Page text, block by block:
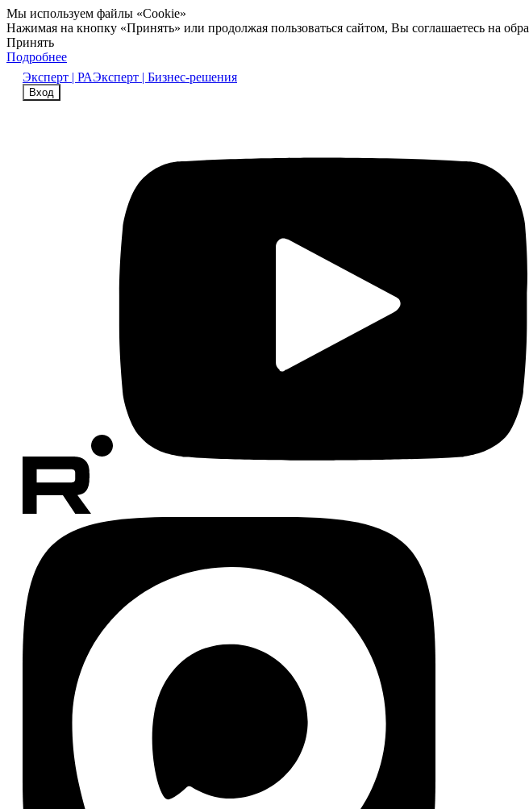
Мы используем файлы «Cookie»
Нажимая на кнопку «Принять» или продолжая пользоваться сайтом, Вы соглашаетесь на
Принять
Подробнее
Эксперт | РАЭксперт | Бизнес-решения
Вход